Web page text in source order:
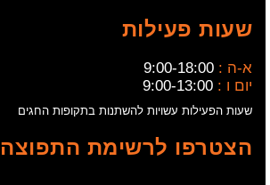
שעות פעילות
א-ה : 9:00-18:00
יום ו : 9:00-13:00
שעות הפעילות עשויות להשתנות בתקופות החגים
הצטרפו לרשימת התפוצה